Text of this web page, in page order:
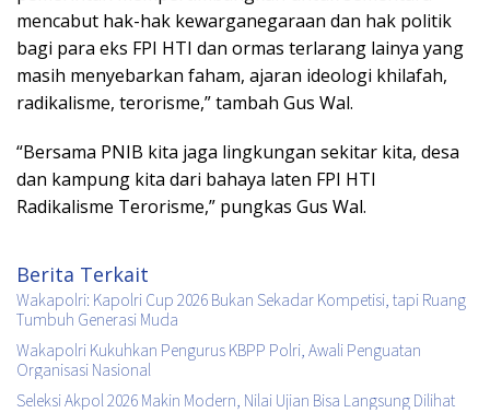
mencabut hak-hak kewarganegaraan dan hak politik
bagi para eks FPI HTI dan ormas terlarang lainya yang
masih menyebarkan faham, ajaran ideologi khilafah,
radikalisme, terorisme,” tambah Gus Wal.
“Bersama PNIB kita jaga lingkungan sekitar kita, desa
dan kampung kita dari bahaya laten FPI HTI
Radikalisme Terorisme,” pungkas Gus Wal.
Berita Terkait
Wakapolri: Kapolri Cup 2026 Bukan Sekadar Kompetisi, tapi Ruang
Tumbuh Generasi Muda
Wakapolri Kukuhkan Pengurus KBPP Polri, Awali Penguatan
Organisasi Nasional
Seleksi Akpol 2026 Makin Modern, Nilai Ujian Bisa Langsung Dilihat